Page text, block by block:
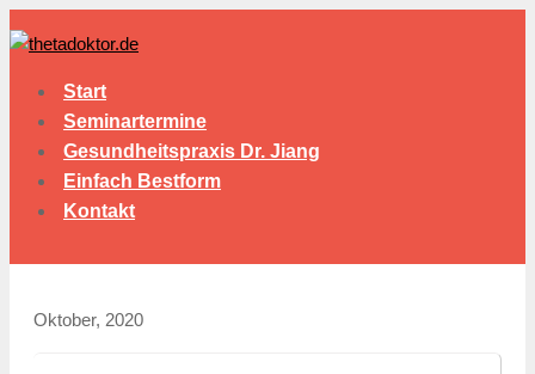
Start
Seminartermine
Gesundheitspraxis Dr. Jiang
Einfach Bestform
Kontakt
Oktober, 2020